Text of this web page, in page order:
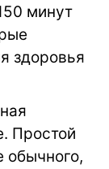
минут
здоровья
Простой
обычного,